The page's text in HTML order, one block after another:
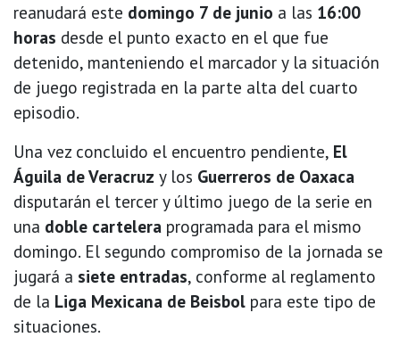
reanudará este domingo 7 de junio a las 16:00
horas desde el punto exacto en el que fue
detenido, manteniendo el marcador y la situación
de juego registrada en la parte alta del cuarto
episodio.
Una vez concluido el encuentro pendiente, El
Águila de Veracruz y los Guerreros de Oaxaca
disputarán el tercer y último juego de la serie en
una doble cartelera programada para el mismo
domingo. El segundo compromiso de la jornada se
jugará a siete entradas, conforme al reglamento
de la Liga Mexicana de Beisbol para este tipo de
situaciones.